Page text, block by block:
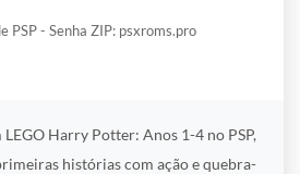
PSP - Senha ZIP: psxroms.pro
Harry Potter: Anos 1-4 no PSP,
histórias com ação e quebra-